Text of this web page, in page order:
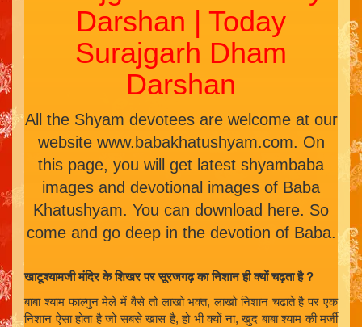
Darshan | Today
Surajgarh Dham
Darshan
All the Shyam devotees are welcome at our
website www.babakhatushyam.com. On
this page, you will get latest shyambaba
images and devotional images of Baba
Khatushyam. You can download here. So
come and go deep in the devotion of Baba.
खाटूश्यामजी मंदिर के शिखर पर सूरजगढ़ का निशान ही क्यों चढ़ता है ?
बाबा श्याम फाल्गुन मेले में वैसे तो लाखो भक्त, लाखो निशान चढाते है पर एक
निशान ऐसा होता है जो सबसे खास है, हो भी क्यों ना, खुद बाबा श्याम की मर्जी